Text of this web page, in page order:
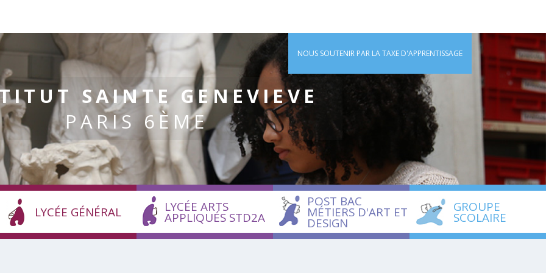
SAINTE GENEVIEVE
PARIS 6ÈME
NOUS SOUTENIR PAR LA TAXE D'APPRENTISSAGE
LYCÉE GÉNÉRAL LYCÉE ARTS
APPLIQUÉS STD2A
POST BAC
MÉTIERS D'ART ET
DESIGN
GROUPE
SCOLAIRE